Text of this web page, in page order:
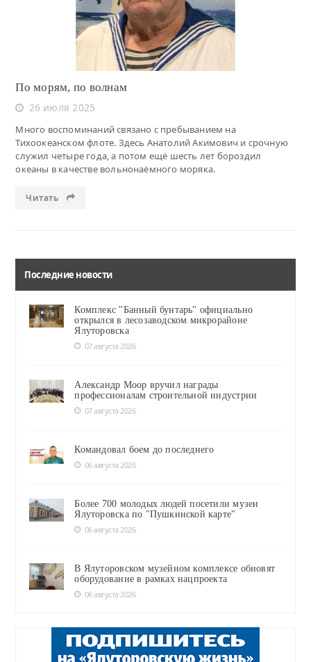
По морям, по волнам
26 июля 2025
Много воспоминаний связано с пребыванием на
Тихоокеанском флоте. Здесь Анатолий Акимович и срочную
служил четыре года, а потом ещё шесть лет бороздил
океаны в качестве вольнонаёмного моряка.
Читать
Последние новости
Комплекс "Банный бунтарь" официально
открылся в лесозаводском микрорайоне
Ялуторовска
07 августа 2026
Александр Моор вручил награды
профессионалам строительной индустрии
07 августа 2026
Командовал боем до последнего
06 августа 2026
Более 700 молодых людей посетили музеи
Ялуторовска по "Пушкинской карте"
06 августа 2026
В Ялуторовском музейном комплексе обновят
оборудование в рамках нацпроекта
06 августа 2026